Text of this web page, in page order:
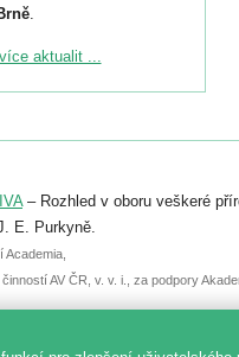
.
ke konferenci
do 6. září.
přednášky nebo
června.
aktualit ...
– Rozhled v oboru veškeré
E. Purkyně.
AV ČR, v. v. i., za podpory